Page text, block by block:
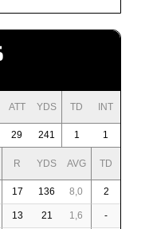
ATT YDS TD INT
29 241 1 1
R YDS AVG TD
17 136 8,0 2
13 21 1,6 -